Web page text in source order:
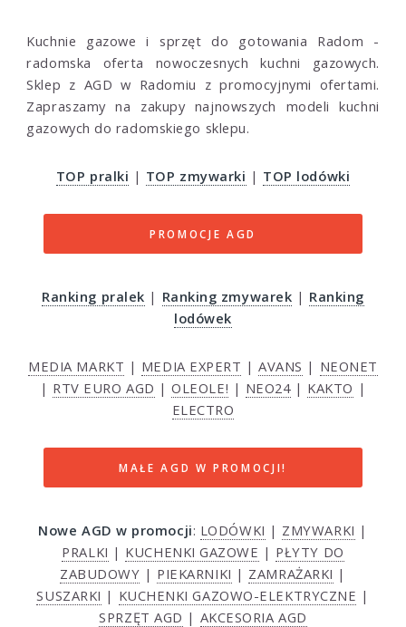
Kuchnie gazowe i sprzęt do gotowania Radom -
radomska oferta nowoczesnych kuchni gazowych.
Sklep z AGD w Radomiu z promocyjnymi ofertami.
Zapraszamy na zakupy najnowszych modeli kuchni
gazowych do radomskiego sklepu.
TOP pralki | TOP zmywarki | TOP lodówki
PROMOCJE AGD
Ranking pralek | Ranking zmywarek | Ranking
lodówek
MEDIA MARKT | MEDIA EXPERT |AVANS | NEONET
| RTV EURO AGD |OLEOLE! | NEO24| KAKTO |
ELECTRO
MAŁE AGD W PROMOCJI!
Nowe AGD w promocji: LODÓWKI | ZMYWARKI |
PRALKI | KUCHENKI GAZOWE | PŁYTY DO
ZABUDOWY | PIEKARNIKI | ZAMRAŻARKI |
SUSZARKI | KUCHENKI GAZOWO-ELEKTRYCZNE |
SPRZĘT AGD | AKCESORIA AGD